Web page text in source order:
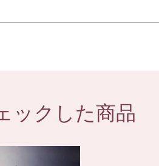
ックした商品